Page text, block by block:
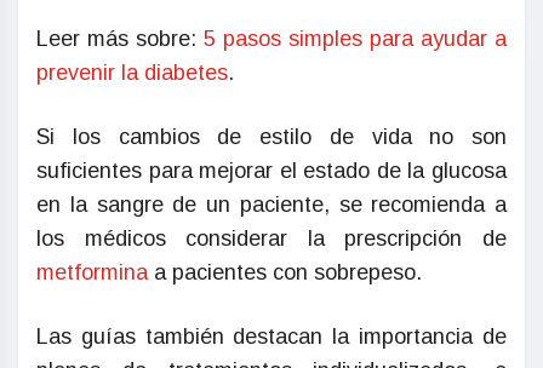
Leer más sobre: 5 pasos simples para ayudar a
prevenir la diabetes.
Si los cambios de estilo de vida no son
suficientes para mejorar el estado de la glucosa
en la sangre de un paciente, se recomienda a
los médicos considerar la prescripción de
metforminaa pacientes con sobrepeso.
Las guías también destacan la importancia de